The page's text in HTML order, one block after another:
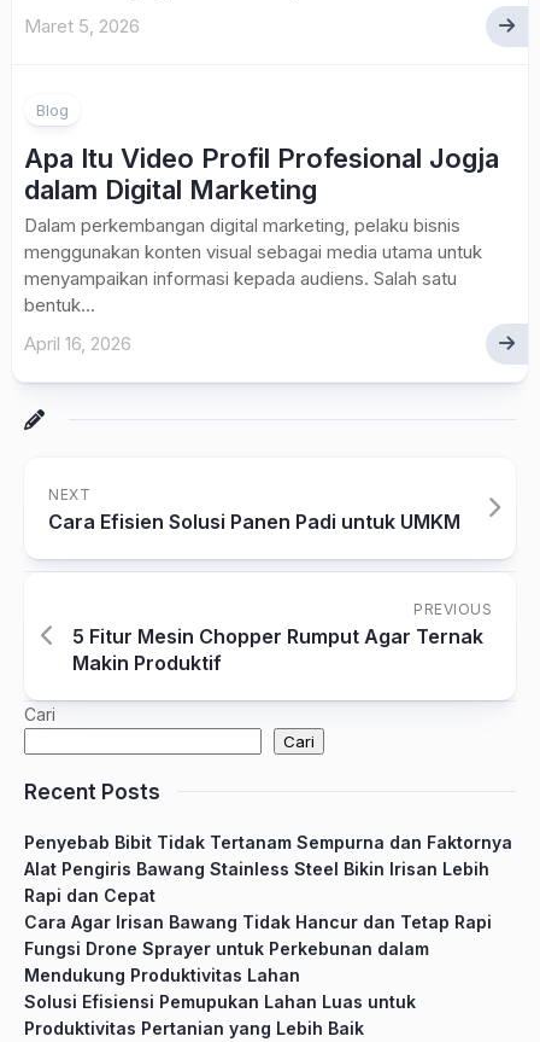
Maret 5, 2026
Blog
Apa Itu Video Profil Profesional Jogja
dalam Digital Marketing
Dalam perkembangan digital marketing, pelaku bisnis
menggunakan konten visual sebagai media utama untuk
menyampaikan informasi kepada audiens. Salah satu
bentuk...
April 16, 2026
NEXT
Cara Efisien Solusi Panen Padi untuk UMKM
PREVIOUS
5 Fitur Mesin Chopper Rumput Agar Ternak
Makin Produktif
Cari
Cari
Recent Posts
Penyebab Bibit Tidak Tertanam Sempurna dan Faktornya
Alat Pengiris Bawang Stainless Steel Bikin Irisan Lebih
Rapi dan Cepat
Cara Agar Irisan Bawang Tidak Hancur dan Tetap Rapi
Fungsi Drone Sprayer untuk Perkebunan dalam
Mendukung Produktivitas Lahan
Solusi Efisiensi Pemupukan Lahan Luas untuk
Produktivitas Pertanian yang Lebih Baik